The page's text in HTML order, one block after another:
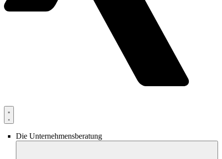
Die Unternehmensberatung